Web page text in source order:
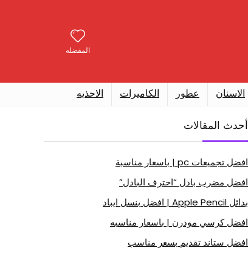
المفضله
الاسنان عطور الكاميرات الاحذيه
أحدث المقالات
افضل تجميعات pc | باسعار مناسبة
افضل مضرب بادل “احترف البادل”
بدائل Apple Pencil | افضل بنسل ايباد
افضل كرسي مودرن | باسعار مناسبه
افضل ستاند تقديم بسعر مناسب